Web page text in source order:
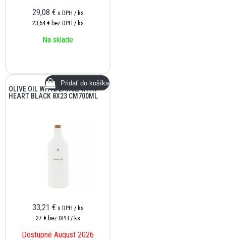
29,08 € s DPH / ks
23,64 € bez DPH / ks
Na sklade
OLIVE OIL WHTE LARGE/WITH
HEART BLACK 8X23 CM700ML
33,21 € s DPH / ks
27 € bez DPH / ks
Dostupné August 2026